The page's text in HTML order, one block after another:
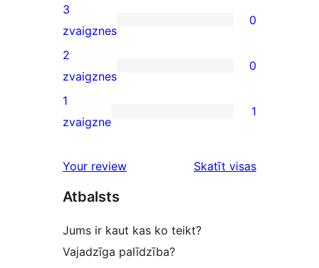
4-
star
reviews
0
3-
star
reviews
3
zvaigznes
0
0
2-
star
2
zvaigznes
0
1
star
1
zvaigzne
1
Your review Skatīt visasatsauksmes
Atbalsts
Jums ir kaut kas ko teikt?
Vajadzīga palīdzība?